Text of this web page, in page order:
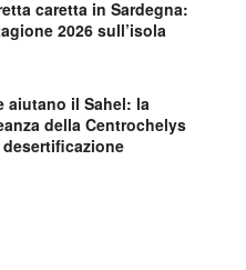
caretta in Sardegna:
2026 sull’isola
aiutano il Sahel: la
della Centrochelys